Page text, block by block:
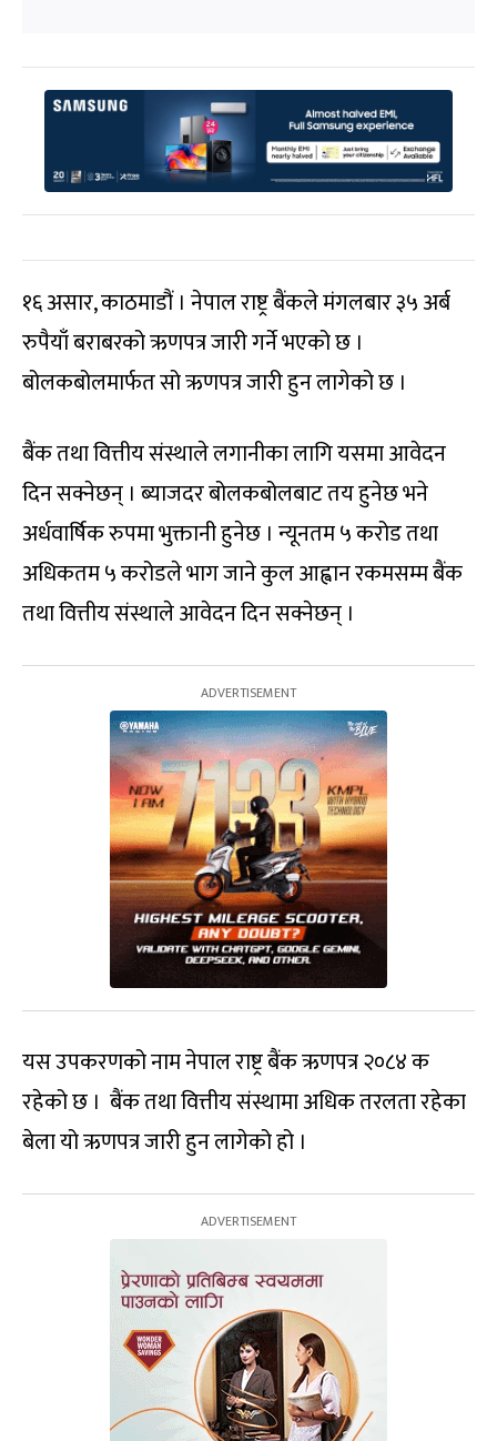
१६ असार, काठमाडौं । नेपाल राष्ट्र बैंकले मंगलबार ३५ अर्ब
रुपैयाँ बराबरको ऋणपत्र जारी गर्ने भएको छ ।
बोलकबोलमार्फत सो ऋणपत्र जारी हुन लागेको छ ।
बैंक तथा वित्तीय संस्थाले लगानीका लागि यसमा आवेदन
दिन सक्नेछन् । ब्याजदर बोलकबोलबाट तय हुनेछ भने
अर्धवार्षिक रुपमा भुक्तानी हुनेछ । न्यूनतम ५ करोड तथा
अधिकतम ५ करोडले भाग जाने कुल आह्वान रकमसम्म बैंक
तथा वित्तीय संस्थाले आवेदन दिन सक्नेछन् ।
यस उपकरणको नाम नेपाल राष्ट्र बैंक ऋणपत्र २०८४ क
रहेको छ । बैंक तथा वित्तीय संस्थामा अधिक तरलता रहेका
बेला यो ऋणपत्र जारी हुन लागेको हो ।